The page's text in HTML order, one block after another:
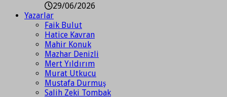
29/06/2026
Yazarlar
Faik Bulut
Hatice Kavran
Mahir Konuk
Mazhar Denizli
Mert Yıldırım
Murat Utkucu
Mustafa Durmuş
Salih Zeki Tombak